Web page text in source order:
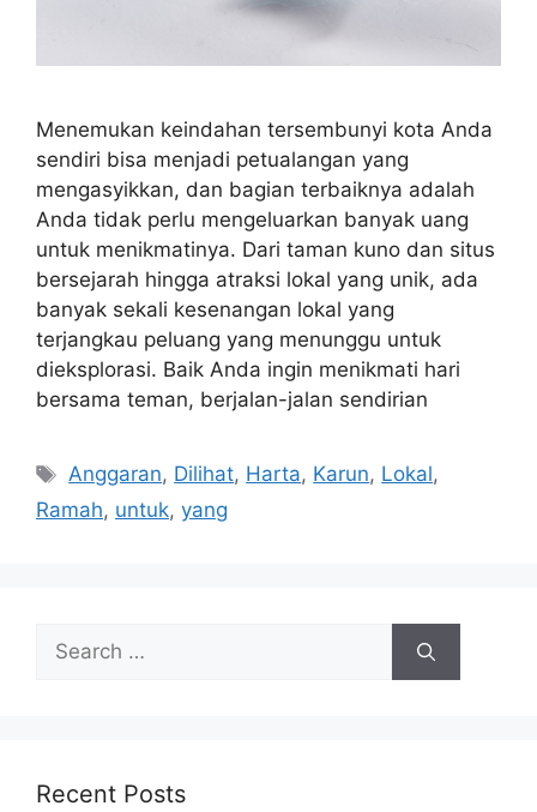
Menemukan keindahan tersembunyi kota Anda
sendiri bisa menjadi petualangan yang
mengasyikkan, dan bagian terbaiknya adalah
Anda tidak perlu mengeluarkan banyak uang
untuk menikmatinya. Dari taman kuno dan situs
bersejarah hingga atraksi lokal yang unik, ada
banyak sekali kesenangan lokal yang
terjangkau peluang yang menunggu untuk
dieksplorasi. Baik Anda ingin menikmati hari
bersama teman, berjalan-jalan sendirian
Tags
Anggaran, Dilihat, Harta, Karun, Lokal,
Ramah, untuk, yang
Search
for:
Recent Posts